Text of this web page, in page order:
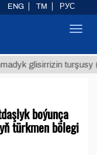
turşusy (t.)
boýunça
türkmen bölegi
ENG TM РУС